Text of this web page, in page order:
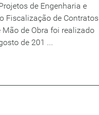
de Engenharia e
Fiscalização de Contratos
Mão de Obra foi realizado
de 201 ...